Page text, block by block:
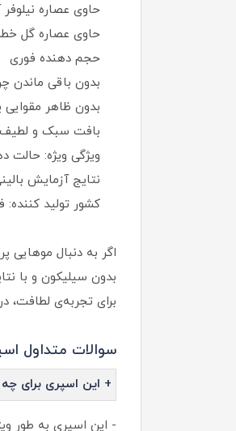
حاوی عصاره
حاوی عصاره گل
حجم دهنده فوری
بدون باقی ماندن
بدون ظاهر
بافت سبک و لطیف
ویژگی ویژه: حالت
نتایج آزمایش
کشور تولید کننده:
بدون سیلیکون و با
برای تجربه‌ی لطافت،
سوالات متداول
+ این اسپری برای
- این اسپری به طور